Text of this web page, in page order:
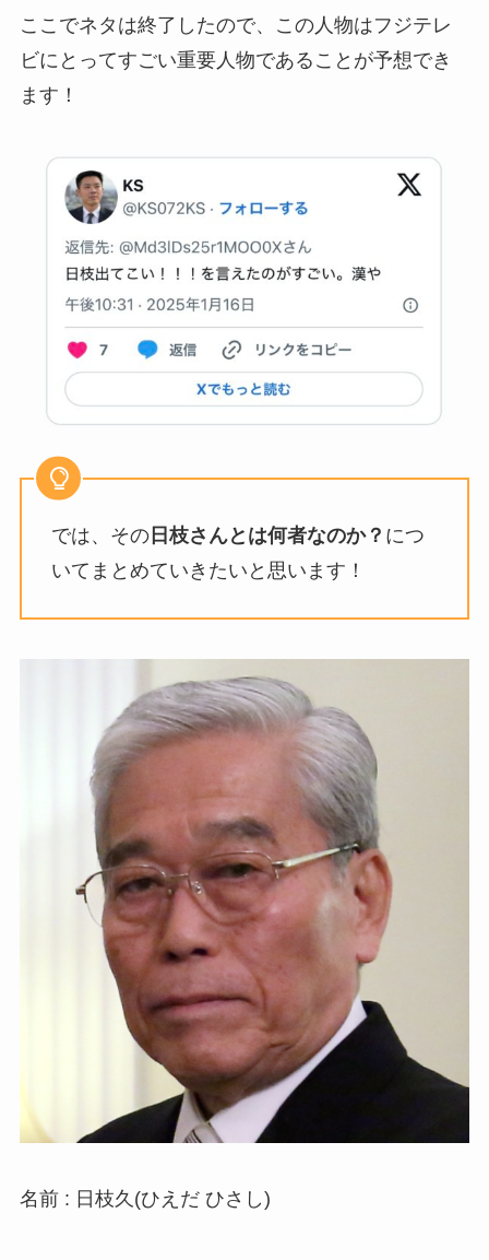
ここでネタは終了したので、この人物はフジテレ
ビにとってすごい重要人物であることが予想でき
ます！
では、その日枝さんとは何者なのか？ につ
いてまとめていきたいと思います！
名前 : 日枝久(ひえだ ひさし)